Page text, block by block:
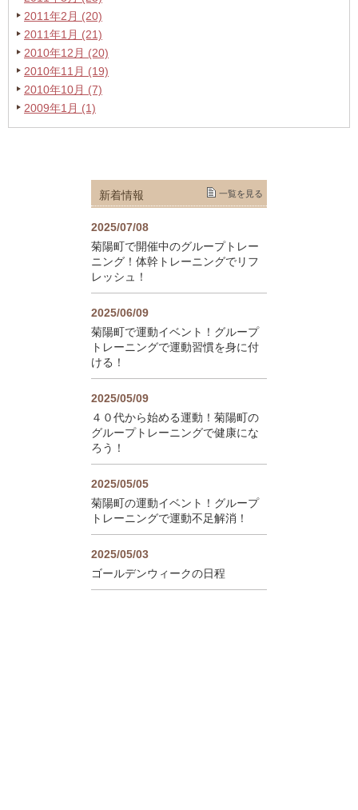
2011年2月 (20)
2011年1月 (21)
2010年12月 (20)
2010年11月 (19)
2010年10月 (7)
2009年1月 (1)
新着情報 一覧を見る
2025/07/08
菊陽町で開催中のグループトレー
ニング！体幹トレーニングでリフ
レッシュ！
2025/06/09
菊陽町で運動イベント！グループ
トレーニングで運動習慣を身に付
ける！
2025/05/09
４０代から始める運動！菊陽町の
グループトレーニングで健康にな
ろう！
2025/05/05
菊陽町の運動イベント！グループ
トレーニングで運動不足解消！
2025/05/03
ゴールデンウィークの日程